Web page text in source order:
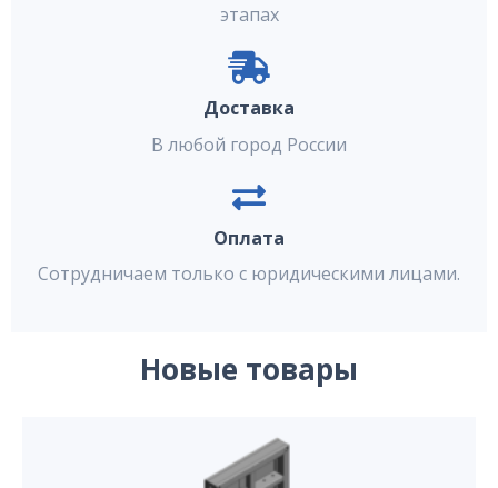
этапах
Доставка
В любой город России
Оплата
Сотрудничаем только с юридическими лицами.
Новые товары